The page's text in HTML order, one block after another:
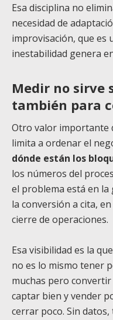
Esa disciplina no
necesidad de
improvisación, que es
inestabilidad genera
Medir no sirve
también para
Otro valor importante
limita a ordenar el
dónde están los
los números del
el problema está en
la conversión a cita,
cierre de operaciones.
Esa visibilidad es la
no es lo mismo tener
muchas pero
captar bien y vender
cerrar poco. Sin